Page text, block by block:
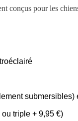
conçus pour les
submersibles)
triple + 9,95 €)